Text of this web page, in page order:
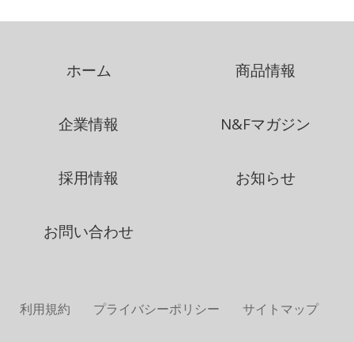
ホーム 商品情報
企業情報 N&Fマガジン
採用情報 お知らせ
お問い合わせ
利用規約 プライバシーポリシー サイトマップ